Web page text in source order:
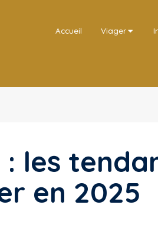
Accueil Viager
les
en 2025